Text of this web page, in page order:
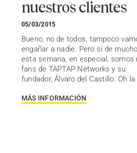
nuestros clientes
05/03/2015
Bueno, no de todos, tampoco
engañar a nadie. Pero sí de
esta semana, en especial, somos
fans de TAPTAP Networks y su
fundador, Álvaro del Castillo. Oh la
MÁS INFORMACIÓN